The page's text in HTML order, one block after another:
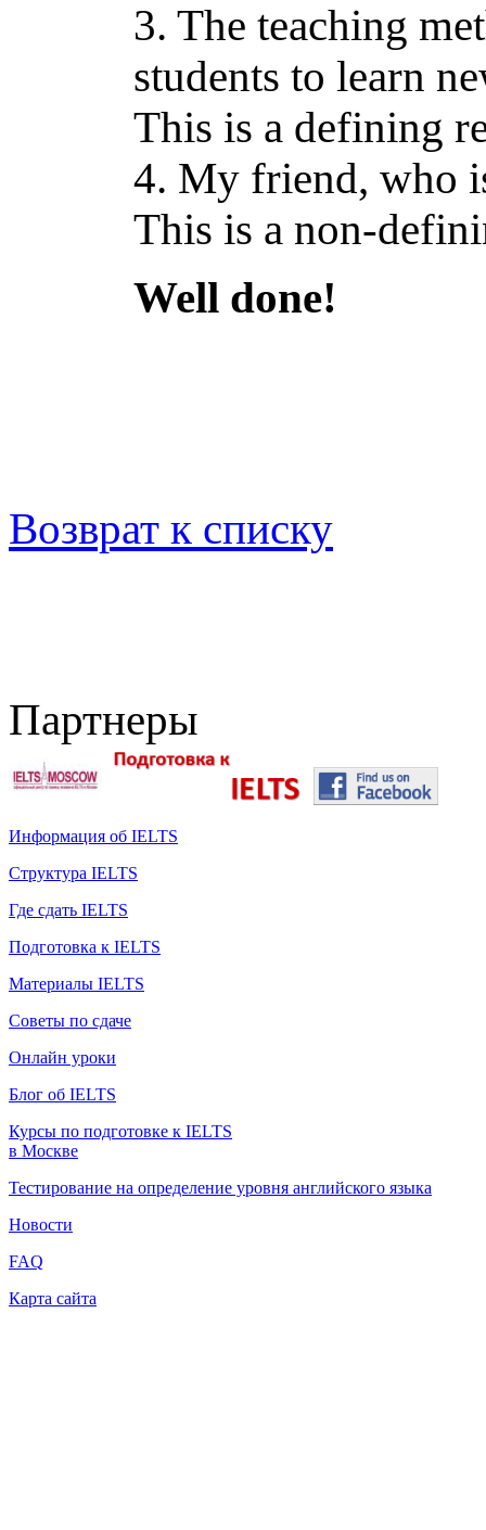
3. The teaching
students to learn
This is a defining
4. My friend, who
This is a non-
Well done!
Возврат к списку
Партнеры
Информация об IELTS
Структура IELTS
Где сдать IELTS
Подготовка к IELTS
Материалы IELTS
Советы по сдаче
Онлайн уроки
Блог об IELTS
Курсы по подготовке к IELTS
в Москве
Тестирование на определение уровня английского языка
Новости
FAQ
Карта сайта